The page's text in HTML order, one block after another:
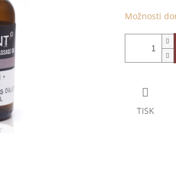
Možnosti
TISK